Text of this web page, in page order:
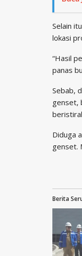
Selain
lokasi
“Hasil
panas
Sebab,
genset,
Diduga
genset.
Berita